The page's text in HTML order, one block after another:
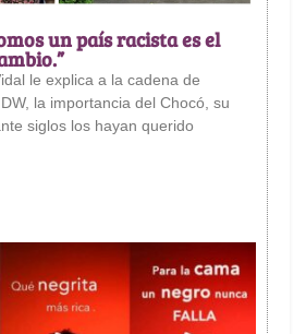
un país racista es el
le explica a la cadena de
la importancia del Chocó, su
siglos los hayan querido